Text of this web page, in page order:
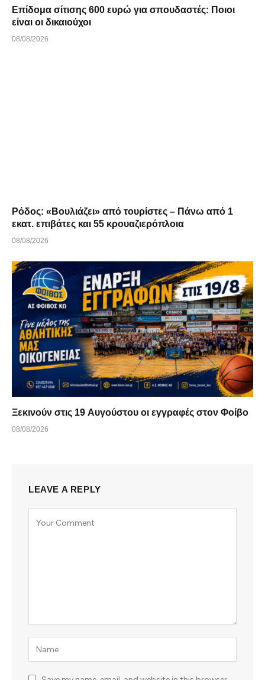
Επίδομα σίτισης 600 ευρώ για σπουδαστές: Ποιοι
είναι οι δικαιούχοι
08/08/2026
Ρόδος: «Βουλιάζει» από τουρίστες – Πάνω από 1
εκατ. επιβάτες και 55 κρουαζιερόπλοια
08/08/2026
Ξεκινούν στις 19 Αυγούστου οι εγγραφές στον Φοίβο
08/08/2026
LEAVE A REPLY